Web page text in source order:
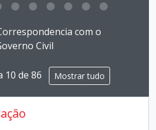
com o
Civil
10 de 86 Mostrar tudo